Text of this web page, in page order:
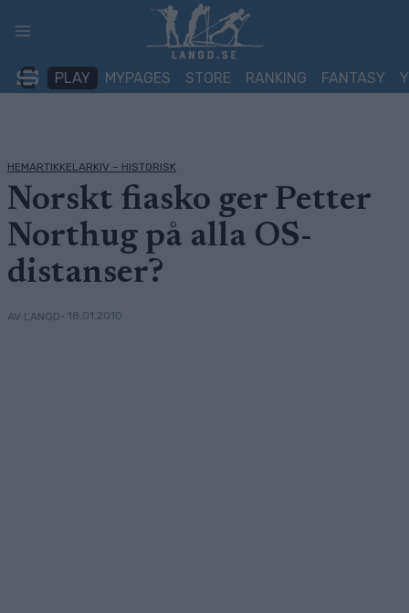
PLAY MYPAGES STORE RANKING FANTASY
HEMARTIKKELARKIV – HISTORISK
Norskt fiasko ger Petter
Northug på alla OS-
distanser?
AV LANGD• 18.01.2010